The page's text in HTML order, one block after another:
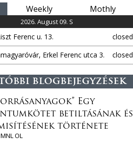
Weekly Mothly
2026. August 09. S
Ferenc u. 13.
closed
Erkel Ferenc utca 3.
closed
blogbejegyzések
Egy
betiltásának és
története
MNL OL